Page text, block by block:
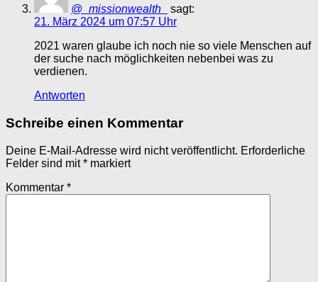
@_missionwealth_
sagt:
21. März 2024 um 07:57 Uhr
2021 waren glaube ich noch nie so viele Menschen auf
der suche nach möglichkeiten nebenbei was zu
verdienen.
Antworten
Schreibe einen Kommentar
Deine E-Mail-Adresse wird nicht veröffentlicht. Erforderliche
Felder sind mit* markiert
Kommentar *